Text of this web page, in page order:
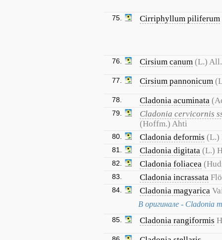
75. Cirriphyllum piliferum
76. Cirsium canum (L.) All.
77. Cirsium pannonicum
78. Cladonia acuminata
79.
Cladonia cervicornis
(Hoffm.) Ahti
80. Cladonia deformis (L.)
81. Cladonia digitata (L.)
82. Cladonia foliacea
83. Cladonia incrassata
84. Cladonia magyarica
В оригинале - Cladonia
85. Cladonia rangiformis